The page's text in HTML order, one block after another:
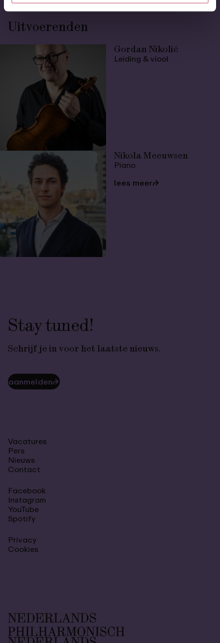
Uitvoerenden
Gordan Nikolić
Leiding & viool
Nikola Meeuwsen
Piano
lees meer⮫
Stay tuned!
Schrijf je in voor het laatste nieuws.
aanmelden⮫
Vacatures
Pers
Nieuws
Contact
Facebook
Instagram
YouTube
Spotify
Privacy
Cookies